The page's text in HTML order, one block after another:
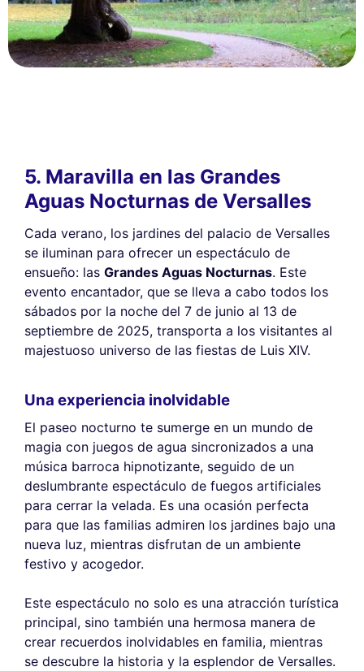
5. Maravilla en las Grandes
Aguas Nocturnas de Versalles
Cada verano, los jardines del palacio de Versalles
se iluminan para ofrecer un espectáculo de
ensueño: las Grandes Aguas Nocturnas. Este
evento encantador, que se lleva a cabo todos los
sábados por la noche del 7 de junio al 13 de
septiembre de 2025, transporta a los visitantes al
majestuoso universo de las fiestas de Luis XIV.
Una experiencia inolvidable
El paseo nocturno te sumerge en un mundo de
magia con juegos de agua sincronizados a una
música barroca hipnotizante, seguido de un
deslumbrante espectáculo de fuegos artificiales
para cerrar la velada. Es una ocasión perfecta
para que las familias admiren los jardines bajo una
nueva luz, mientras disfrutan de un ambiente
festivo y acogedor.
Este espectáculo no solo es una atracción turística
principal, sino también una hermosa manera de
crear recuerdos inolvidables en familia, mientras
se descubre la historia y la esplendor de Versalles.